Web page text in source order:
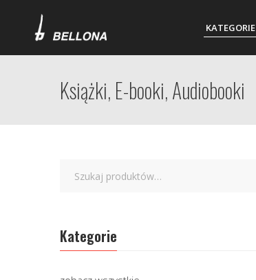
KATEGORIE
Książki, E-booki, Audiobooki
Kategorie